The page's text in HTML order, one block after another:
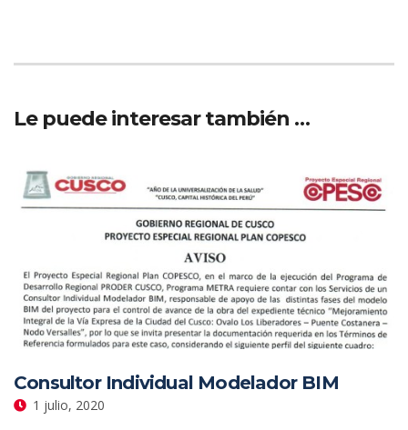
Le puede interesar también …
Consultor Individual Modelador BIM
1 julio, 2020